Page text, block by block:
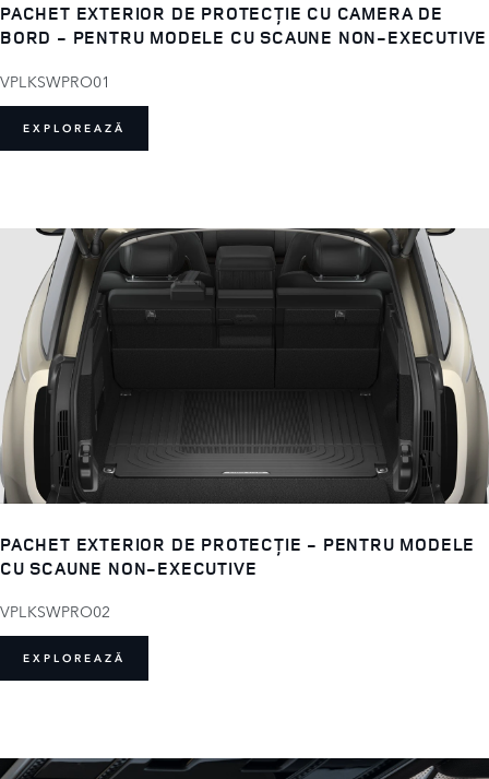
PACHET EXTERIOR DE PROTECȚIE CU CAMERA DE
BORD - PENTRU MODELE CU SCAUNE NON-EXECUTIVE
VPLKSWPRO01
EXPLOREAZĂ
PACHET EXTERIOR DE PROTECȚIE - PENTRU MODELE
CU SCAUNE NON-EXECUTIVE
VPLKSWPRO02
EXPLOREAZĂ